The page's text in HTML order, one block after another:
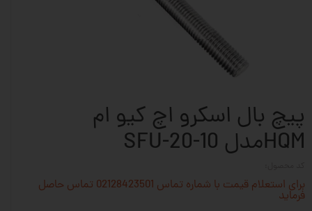
پیچ بال اسکرو اچ کیو ام
HQMمدل SFU-20-10
برای استعلام قیمت با شماره تماس 02128423501 تماس حاصل
فرماید